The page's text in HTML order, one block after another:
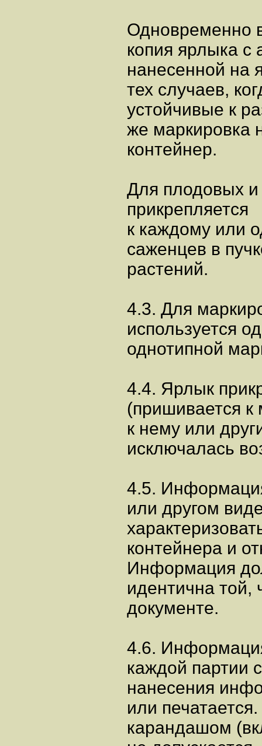
Одновременно
копия ярлыка
нанесенной на
тех случаев,
устойчивые к
же маркировка
контейнер.
Для плодовых и
прикрепляется
к каждому или
саженцев в
растений.
4.3. Для
используется
однотипной
4.4. Ярлык
(пришивается к
к нему или
исключалась
4.5.
или другом
контейнера и
Информация
идентична той,
документе.
4.6.
каждой партии
нанесения
или
карандашом